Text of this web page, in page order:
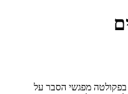
בפקולטה מפגשי הסבר על